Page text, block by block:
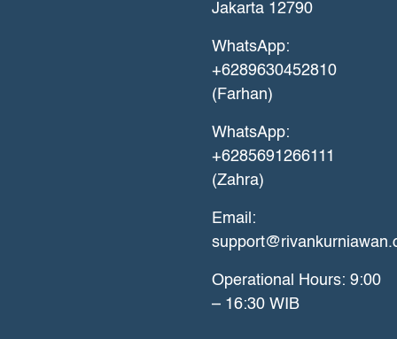
Jakarta 12790
WhatsApp:
+6289630452810
(Farhan)
WhatsApp:
+6285691266111
(Zahra)
Email:
Operational Hours: 9:00
– 16:30 WIB